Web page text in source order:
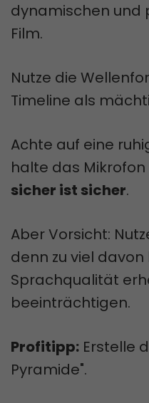
dynamischen und
Film.
Nutze die
Timeline als
Achte auf eine
halte das
sicher ist sicher.
Aber Vorsicht:
denn zu viel
Sprachqualität
beeinträchtigen.
Profitipp: Erstelle
Pyramide".